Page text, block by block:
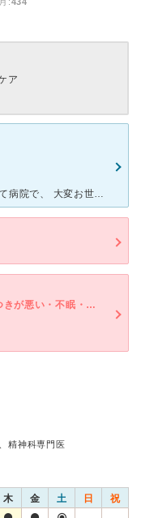
ア
前職での精神疲労から入院することになって病院で、 大変お世話になりました。 診療も入院中の看護師さんも皆んな優しく、生活リズムを整えてつつ精神を落ち着かせることが出来ました。 私自身が生まれつき
だるい・動悸・息切れ・体調不良・寝つきが悪い・不眠・気が滅入る・不安
精神科専門医
木 金 土 日 祝